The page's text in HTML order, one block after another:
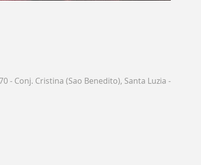
- Conj. Cristina (Sao Benedito), Santa Luzia -